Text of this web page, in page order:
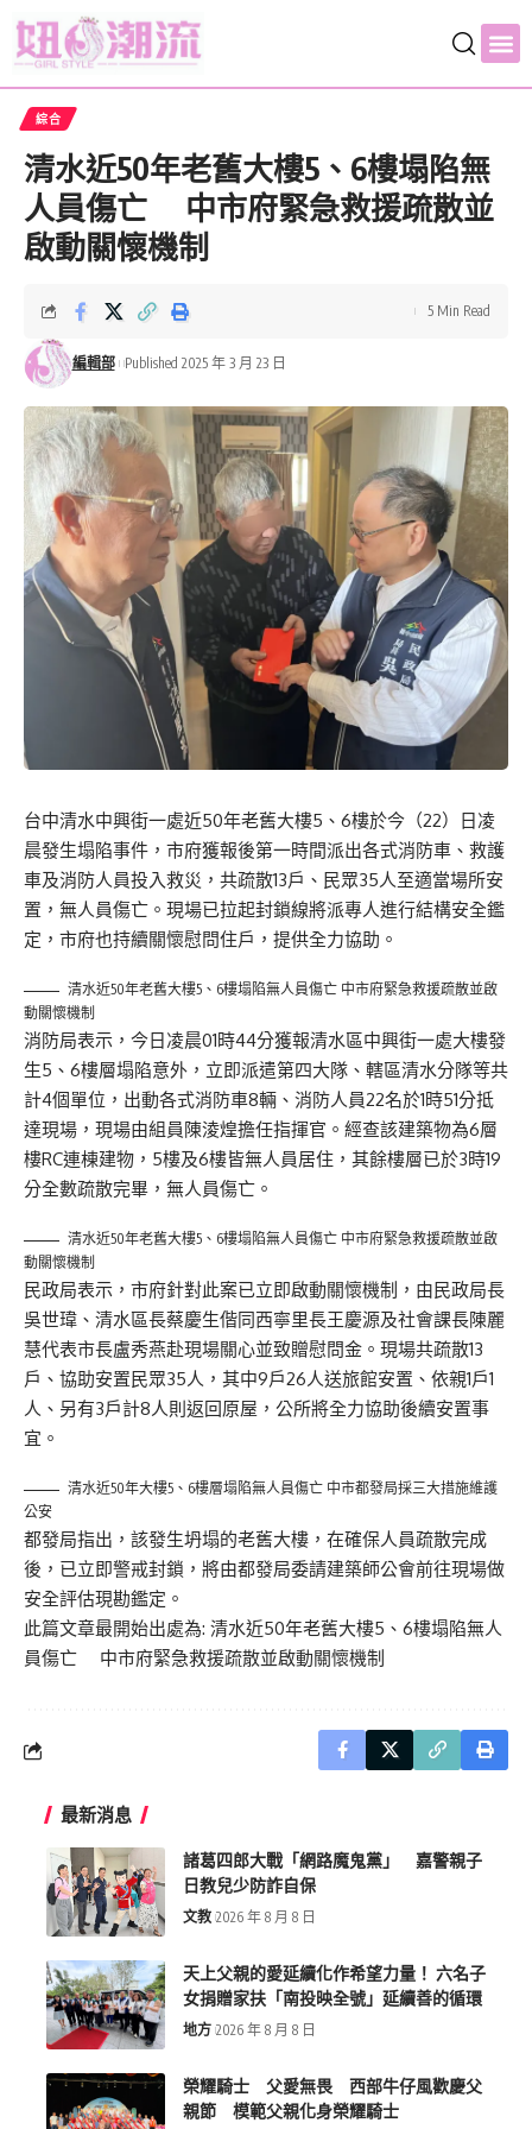
綜合
清水近50年老舊大樓5、6樓塌陷無
人員傷亡 中市府緊急救援疏散並
啟動關懷機制
編輯部 Published 2025 年 3 月 23 日
5 Min Read
台中清水中興街一處近50年老舊大樓5、6樓於今（22）日凌
晨發生塌陷事件，市府獲報後第一時間派出各式消防車、救護
車及消防人員投入救災，共疏散13戶、民眾35人至適當場所安
置，無人員傷亡。現場已拉起封鎖線將派專人進行結構安全鑑
定，市府也持續關懷慰問住戶，提供全力協助。
清水近50年老舊大樓5、6樓塌陷無人員傷亡 中市府緊急救援疏散並啟
動關懷機制
消防局表示，今日凌晨01時44分獲報清水區中興街一處大樓發
生5、6樓層塌陷意外，立即派遣第四大隊、轄區清水分隊等共
計4個單位，出動各式消防車8輛、消防人員22名於1時51分抵
達現場，現場由組員陳淩煌擔任指揮官。經查該建築物為6層
樓RC連棟建物，5樓及6樓皆無人員居住，其餘樓層已於3時19
分全數疏散完畢，無人員傷亡。
清水近50年老舊大樓5、6樓塌陷無人員傷亡 中市府緊急救援疏散並啟
動關懷機制
民政局表示，市府針對此案已立即啟動關懷機制，由民政局長
吳世瑋、清水區長蔡慶生偕同西寧里長王慶源及社會課長陳麗
慧代表市長盧秀燕赴現場關心並致贈慰問金。現場共疏散13
戶、協助安置民眾35人，其中9戶26人送旅館安置、依親1戶1
人、另有3戶計8人則返回原屋，公所將全力協助後續安置事
宜。
清水近50年大樓5、6樓層塌陷無人員傷亡 中市都發局採三大措施維護
公安
都發局指出，該發生坍塌的老舊大樓，在確保人員疏散完成
後，已立即警戒封鎖，將由都發局委請建築師公會前往現場做
安全評估現勘鑑定。
此篇文章最開始出處為: 清水近50年老舊大樓5、6樓塌陷無人
員傷亡 中市府緊急救援疏散並啟動關懷機制
最新消息
諸葛四郎大戰「網路魔鬼黨」 嘉警親子
日教兒少防詐自保
文教 2026 年 8 月 8 日
天上父親的愛延續化作希望力量！ 六名子
女捐贈家扶「南投映全號」延續善的循環
地方 2026 年 8 月 8 日
榮耀騎士 父愛無畏 西部牛仔風歡慶父
親節 模範父親化身榮耀騎士